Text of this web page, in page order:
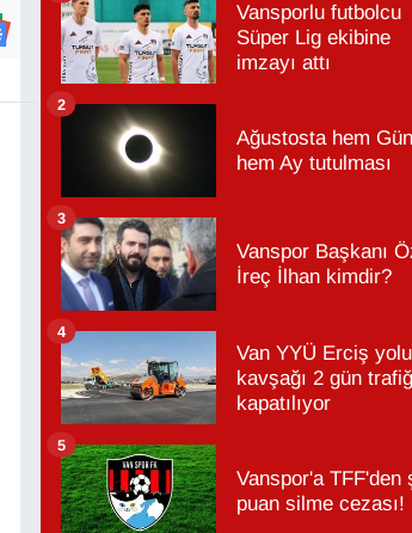
Vansporlu futbolcu
Süper Lig ekibine
imzayı attı
Ağustosta hem
hem Ay tutulması
2
Vanspor Başkanı
İreç İlhan kimdir?
3
Van YYÜ Erciş yolu
kavşağı 2 gün
kapatılıyor
4
Vanspor'a TFF'den
puan silme cezası!
5